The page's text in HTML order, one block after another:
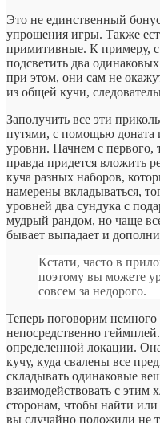
Это не единственный
упрощения игры. Также
примитивные. К примеру,
подсветить два
при этом, они сам не
из общей кучи,
Заполучить все эти
путями, с помощью доната
уровни. Начнем с первого,
правда придется вложить
куча разных наборов,
намерены вкладываться,
уровней два сундука с
мудрый рандом, но чаще
бывает выпадает и
Кстати, часто в
поэтому вы можете
совсем за недорого.
Теперь поговорим немного
непосредственно
определенной локации.
кучу, куда свалены все
складывать одинаковые
взаимодействовать с этим
сторонам, чтобы найти
вы случайно положили не